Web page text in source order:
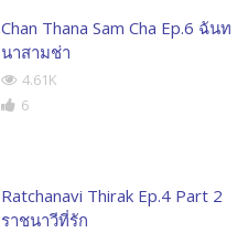
Chan Thana Sam Cha Ep.6 ฉันท
นาสามช่า
4.61K
6
Ratchanavi Thirak Ep.4 Part 2
ราชนาวีที่รัก